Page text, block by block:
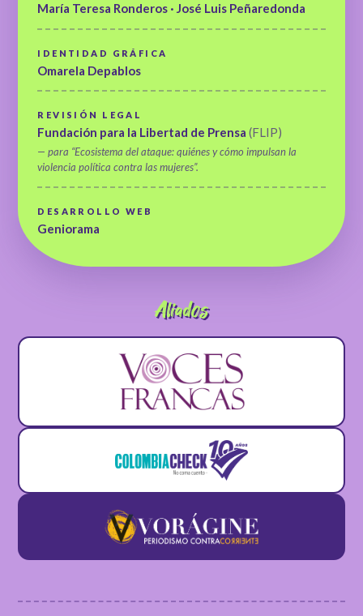
María Teresa Ronderos · José Luis Peñaredonda
IDENTIDAD GRÁFICA
Omarela Depablos
REVISIÓN LEGAL
Fundación para la Libertad de Prensa(FLIP)
— para “Ecosistema del ataque: quiénes y cómo impulsan la
violencia política contra las mujeres”.
DESARROLLO WEB
Geniorama
Aliados